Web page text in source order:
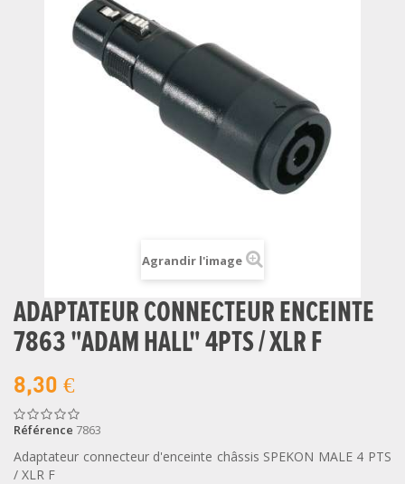
Agrandir l'image
ADAPTATEUR CONNECTEUR ENCEINTE
7863 "ADAM HALL" 4PTS / XLR F
8,30 €
Référence 7863
Adaptateur connecteur d'enceinte châssis SPEKON MALE 4 PTS
/ XLR F